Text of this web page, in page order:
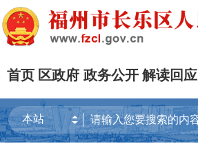
首页 区政府 政务公开 解读回应